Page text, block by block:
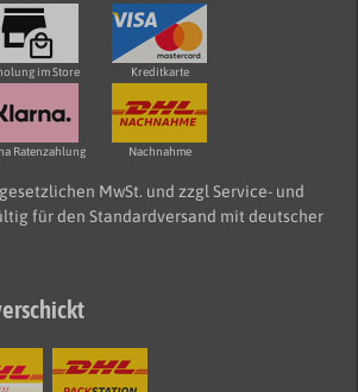
im Store Kreditkarte
Ratenzahlung Nachnahme
MwSt. und zzgl Service- und
für den Standardversand mit deutscher